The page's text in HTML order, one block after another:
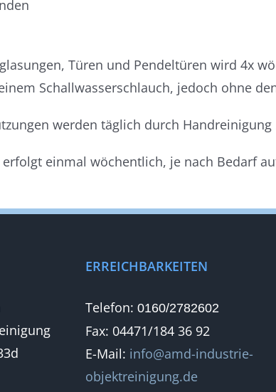
Türen und Pendeltüren wird 4x
Schallwasserschlauch, jedoch ohne
werden täglich durch
einmal wöchentlich, je nach Bedarf
ERREICHBARKEITEN
Telefon: 0160/2782602
Fax: 04471/184 36 92
E-Mail: info@amd-industrie-
objektreinigung.de